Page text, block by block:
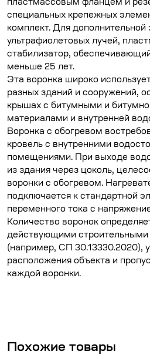
пластмассовым фланцем и
специальных крепежных
комплект. Для дополнительной
ультрафиолетовых лучей,
стабилизатор,
меньше 25 лет.
Эта воронка широко
разных зданий и сооружений,
крышах с битумными и
материалами и внутренней
Воронка с обогревом
кровель с внутренними
помещениями. При выходе
из здания через цоколь,
воронки с обогревом.
подключается к стандартной
переменного тока с
Количество воронок
действующими
(например, СП 30.13330.2020),
расположения объекта и
каждой воронки.
Похожие товары